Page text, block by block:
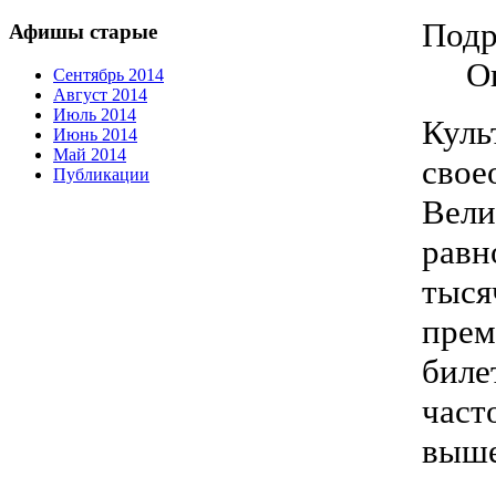
Афишы старые
Сентябрь 2014
Август 2014
Июль 2014
Июнь 2014
Май 2014
Публикации